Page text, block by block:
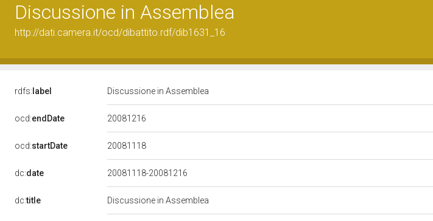
Discussione in Assemblea
http://dati.camera.it/ocd/dibattito.rdf/dib1631_16
rdfs: label Discussione in Assemblea
ocd:endDate 20081216
ocd:startDate 20081118
dc:date 20081118-20081216
dc:title Discussione in Assemblea